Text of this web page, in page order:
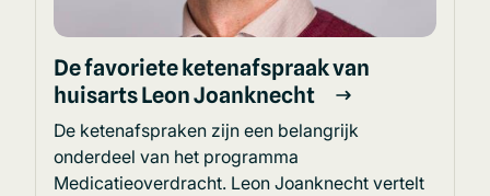
De favoriete ketenafspraak van
huisarts Leon Joanknecht
De ketenafspraken zijn een belangrijk
onderdeel van het programma
Medicatieoverdracht. Leon Joanknecht vertelt